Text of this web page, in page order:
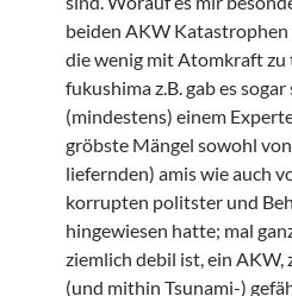
beiden AKW Katastrophen
die wenig mit Atomkraft zu
fukushima z.B. gab es
(mindestens) einem
gröbste Mängel sowohl
liefernden) amis wie auch
korrupten politster und
hingewiesen hatte; mal
ziemlich debil ist, ein AKW,
(und mithin Tsunami-)